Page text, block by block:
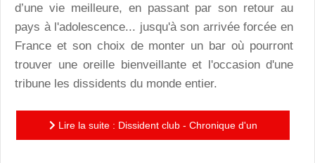
d’une vie meilleure, en passant par son retour au
pays à l'adolescence... jusqu'à son arrivée forcée en
France et son choix de monter un bar où pourront
trouver une oreille bienveillante et l'occasion d'une
tribune les dissidents du monde entier.
Lire la suite : Dissident club - Chronique d'un